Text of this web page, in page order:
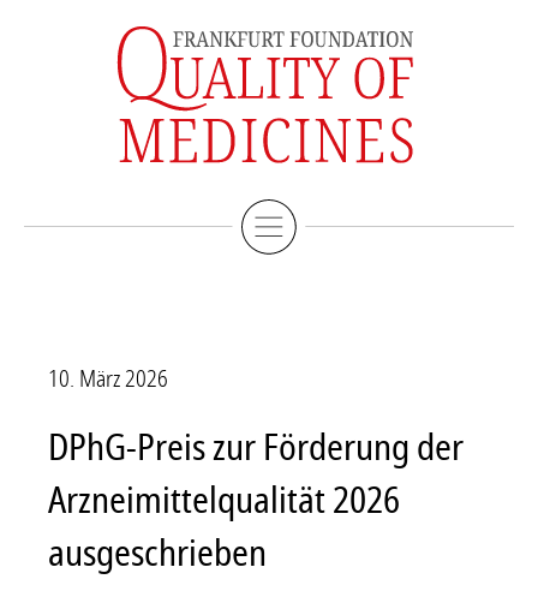
Impressum
English Version
10. März 2026
DPhG-Preis zur Förderung der
Arzneimittelqualität 2026
ausgeschrieben